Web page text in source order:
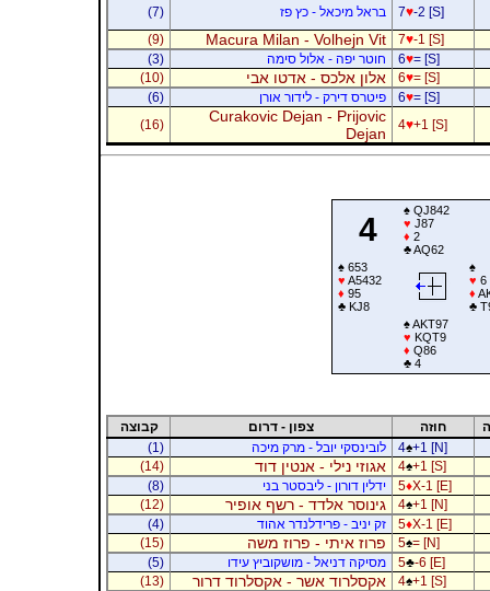
7♥-2 [S] בראל מיכאל - כץ פז
(7)
7♥-1 [S]
Macura Milan - Volhejn Vit
(9)
6♥= [S] חוטר יפה - אלול סימה
(3)
6♥= [S] אלון אלכס - אדטו אבי
(10)
6♥= [S] פיטרס דירק - לידור אורן
(6)
4♥+1 [S]
Curakovic Dejan - Prijovic
Dejan
(16)
4
♠QJ842
♥ J87
♦ 2
♣AQ62
♠653
♥ A5432
♦ 95
♣KJ8
♠
♥ 6
♦
♣
♠AKT97
♥ KQT9
♦ Q86
♣4
חוזה צפון - דרום
קבוצה
4♠+1 [N] לובינסקי יובל - מרק מיכה
(1)
4♠+1 [S] אגוזי נילי - אנטין דוד
(14)
5♦X-1 [E] ידלין דורון - ליבסטר בני
(8)
4♠+1 [N] גינוסר אלדד - רשף אופיר
(12)
5♦X-1 [E] זק יניב - פרידלנדר אהוד
(4)
5♠= [N] פרוז איתי - פרוז משה
(15)
5♣-6 [E] מסיקה דניאל - מושקוביץ עידו
(5)
4♠+1 [S] אקסלרוד אשר - אקסלרוד דרור
(13)